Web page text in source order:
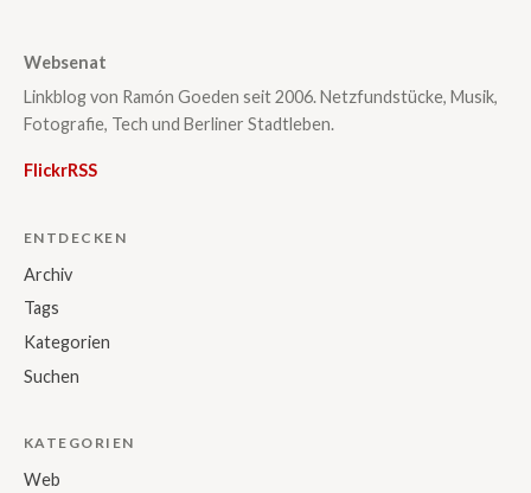
Websenat
Linkblog von Ramón Goeden seit 2006. Netzfundstücke, Musik,
Fotografie, Tech und Berliner Stadtleben.
FlickrRSS
ENTDECKEN
Archiv
Tags
Kategorien
Suchen
KATEGORIEN
Web